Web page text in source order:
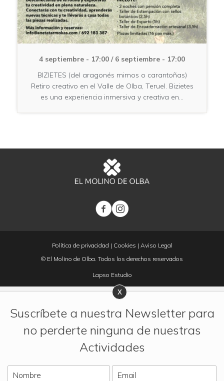
4 septiembre - 17:00 / 6 septiembre - 17:00
BIZIETES (del aragonés mimos o carantoñas)
Retiro creativo en el Valle de Olba, Teruel. Bizietes
es una experiencia inmersiva y creativa en…
Política de privacidad | Cookies | Aviso Legal
© El Molino de Olba. Todos los derechos reservados
Lapso Estudio
Suscríbete a nuestra Newsletter para
no perderte ninguna de nuestras
Actividades